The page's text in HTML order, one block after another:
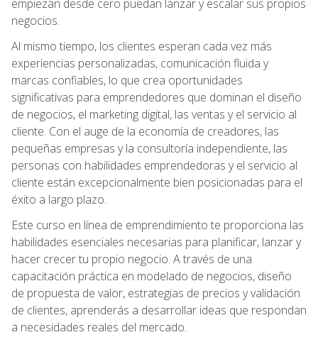
empiezan desde cero puedan lanzar y escalar sus propios
negocios.
Al mismo tiempo, los clientes esperan cada vez más
experiencias personalizadas, comunicación fluida y
marcas confiables, lo que crea oportunidades
significativas para emprendedores que dominan el diseño
de negocios, el marketing digital, las ventas y el servicio al
cliente. Con el auge de la economía de creadores, las
pequeñas empresas y la consultoría independiente, las
personas con habilidades emprendedoras y el servicio al
cliente están excepcionalmente bien posicionadas para el
éxito a largo plazo.
Este curso en línea de emprendimiento te proporciona las
habilidades esenciales necesarias para planificar, lanzar y
hacer crecer tu propio negocio. A través de una
capacitación práctica en modelado de negocios, diseño
de propuesta de valor, estrategias de precios y validación
de clientes, aprenderás a desarrollar ideas que respondan
a necesidades reales del mercado.